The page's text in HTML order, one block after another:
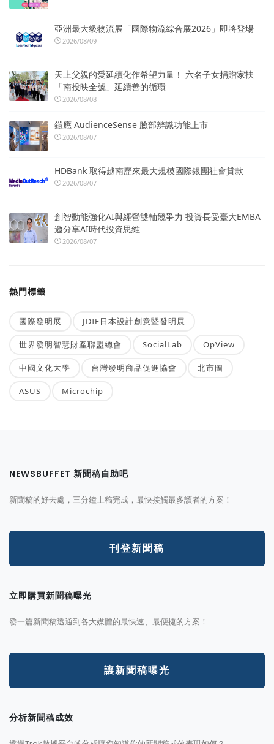
亞洲最大級物流展「國際物流綜合展2026」即將登場
2026/08/09
天上父親的愛延續化作希望力量！ 六名子女捐贈家扶
「南投映全號」延續善的循環
2026/08/08
鎧應 AudienceSense 臉部辨識功能上市
2026/08/07
HDBank 取得越南歷來最大規模國際銀團社會貸款
2026/08/07
創智動能強化AI與經營雙軸競爭力 投資長受臺大EMBA
邀分享AI時代投資思維
2026/08/07
熱門標籤
國際發明展 JDIE日本設計創意暨發明展
世界發明智慧財產聯盟總會 SocialLab OpView
中國文化大學 台灣發明商品促進協會 北市圖
ASUS Microchip
NEWSBUFFET 新聞稿自助吧
新聞稿的好去處，三分鐘上稿完成，最快接觸最多讀者的方案！
刊登新聞稿
立即購買新聞稿曝光
發一篇新聞稿透通到各大媒體的最快速、最便捷的方案！
讓新聞稿曝光
分析新聞稿成效